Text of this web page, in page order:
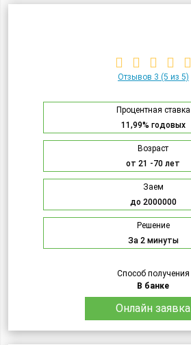
Отзывов 3 (5 из 5)
Процентная ставка
11,99% годовых
Возраст
от 21 -70 лет
Заем
до 2000000
Решение
За 2 минуты
Способ получения
В банке
Онлайн заявка